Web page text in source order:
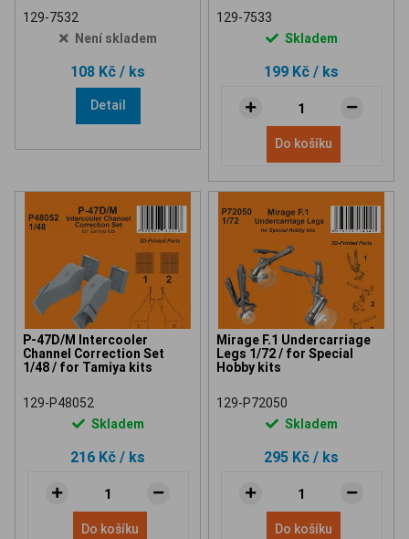
129-7532
Není skladem
108 Kč / ks
Detail
129-7533
Skladem
199 Kč / ks
Do košíku
P-47D/M Intercooler
Channel Correction Set
1/48 / for Tamiya kits
129-P48052
Skladem
216 Kč / ks
Do košíku
Mirage F.1 Undercarriage
Legs 1/72 / for Special
Hobby kits
129-P72050
Skladem
295 Kč / ks
Do košíku